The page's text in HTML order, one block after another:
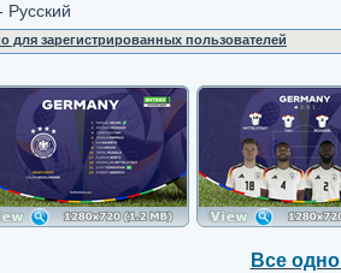
Русский
для зарегистрированных пользователей
Все